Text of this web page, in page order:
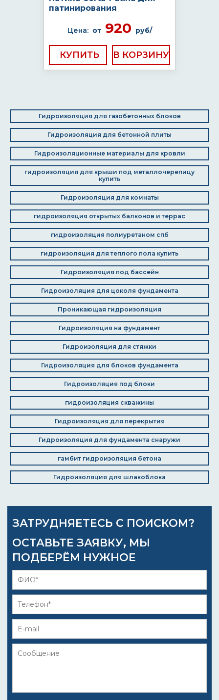
патинирования
Цена: от920 руб/
КУПИТЬ
Гидроизоляция для газобетонных блоков
Гидроизоляция для бетонной плиты
Гидроизоляционные материалы для кровли
гидроизоляция для крыши под металлочерепицу
купить
Гидроизоляция для комнаты
гидроизоляция открытых балконов и террас
гидроизоляция полиуретаном спб
гидроизоляция для теплого пола купить
Гидроизоляция под бассейн
Гидроизоляция для цоколя фундамента
Проникающая гидроизоляция
Гидроизоляция на фундамент
Гидроизоляция для стяжки
Гидроизоляция для блоков фундамента
Гидроизоляция под блоки
гидроизоляция скважины
Гидроизоляция для перекрытия
Гидроизоляция для фундамента снаружи
гамбит гидроизоляция бетона
Гидроизоляция для шлакоблока
ЗАТРУДНЯЕТЕСЬ С ПОИСКОМ?
ОСТАВЬТЕ ЗАЯВКУ, МЫ
ПОДБЕРЁМ НУЖНОЕ